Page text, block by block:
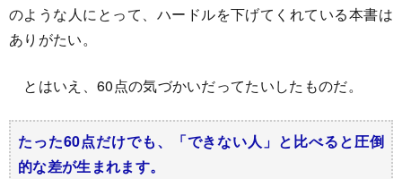
のような人にとって、ハードルを下げてくれている本書は
ありがたい。
とはいえ、60点の気づかいだってたいしたものだ。
たった60点だけでも、「できない人」と比べると圧倒
的な差が生まれます。